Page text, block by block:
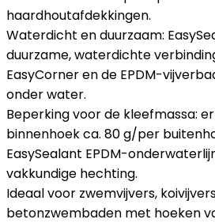
haardhoutafdekkingen.
Waterdicht en duurzaam:
duurzame, waterdichte
EasyCorner en de EPDM-
onder water.
Beperking voor de kleefmassa:
binnenhoek ca. 80 g/per
EasySealant EPDM-
vakkundige hechting.
Ideaal voor zwemvijvers,
betonzwembaden met hoeken